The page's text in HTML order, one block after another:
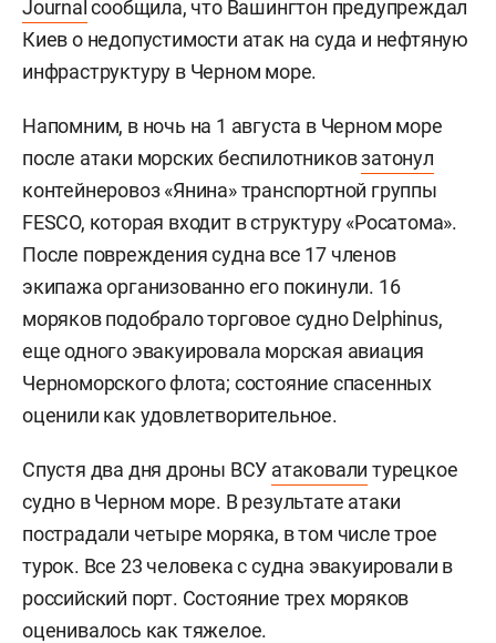
Journal сообщила, что Вашингтон предупреждал
Киев о недопустимости атак на суда и нефтяную
инфраструктуру в Черном море.
Напомним, в ночь на 1 августа в Черном море
после атаки морских беспилотниковзатонул
контейнеровоз «Янина» транспортной группы
FESCO, которая входит в структуру «Росатома».
После повреждения судна все 17 членов
экипажа организованно его покинули. 16
моряков подобрало торговое судно Delphinus,
еще одного эвакуировала морская авиация
Черноморского флота; состояние спасенных
оценили как удовлетворительное.
Спустя два дня дроны ВСУ атаковали турецкое
судно в Черном море. В результате атаки
пострадали четыре моряка, в том числе трое
турок. Все 23 человека с судна эвакуировали в
российский порт. Состояние трех моряков
оценивалось как тяжелое.